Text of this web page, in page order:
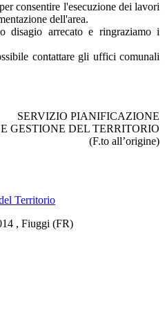
consentire l'esecuzione dei lavori
dell'area.
disagio arrecato e ringraziamo i
contattare gli uffici comunali
SERVIZIO PIANIFICAZIONE
E GESTIONE DEL TERRITORIO
(F.to all’origine)
Territorio
, Fiuggi (FR)